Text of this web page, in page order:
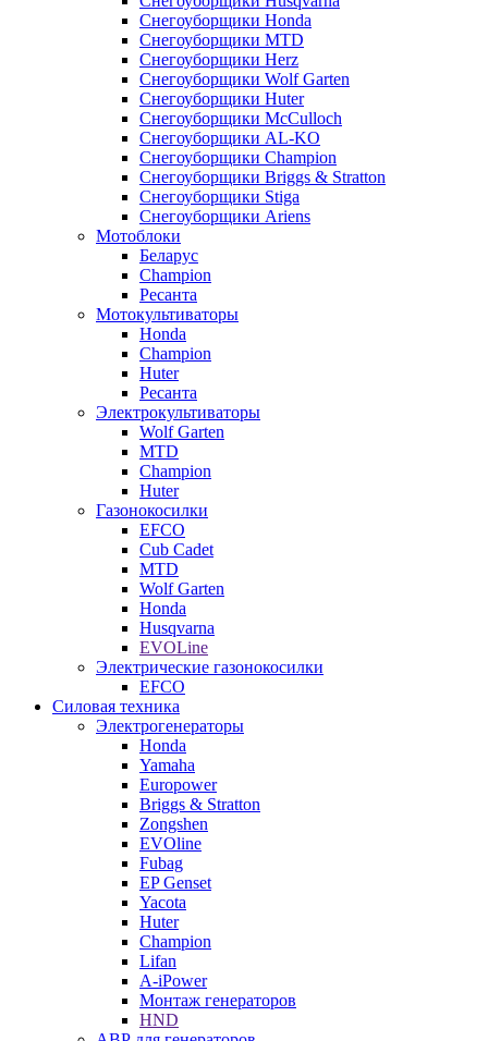
Снегоуборщики Honda
Снегоуборщики MTD
Снегоуборщики Herz
Снегоуборщики Wolf Garten
Снегоуборщики Huter
Снегоуборщики McCulloch
Снегоуборщики AL-KO
Снегоуборщики Champion
Снегоуборщики Briggs & Stratton
Снегоуборщики Stiga
Снегоуборщики Ariens
Мотоблоки
Беларус
Champion
Ресанта
Мотокультиваторы
Honda
Champion
Huter
Ресанта
Электрокультиваторы
Wolf Garten
MTD
Champion
Huter
Газонокосилки
EFCO
Cub Cadet
MTD
Wolf Garten
Honda
Husqvarna
EVOLine
Электрические газонокосилки
EFCO
Силовая техника
Электрогенераторы
Honda
Yamaha
Europower
Briggs & Stratton
Zongshen
EVOline
Fubag
EP Genset
Yacota
Huter
Champion
Lifan
A-iPower
Монтаж генераторов
HND